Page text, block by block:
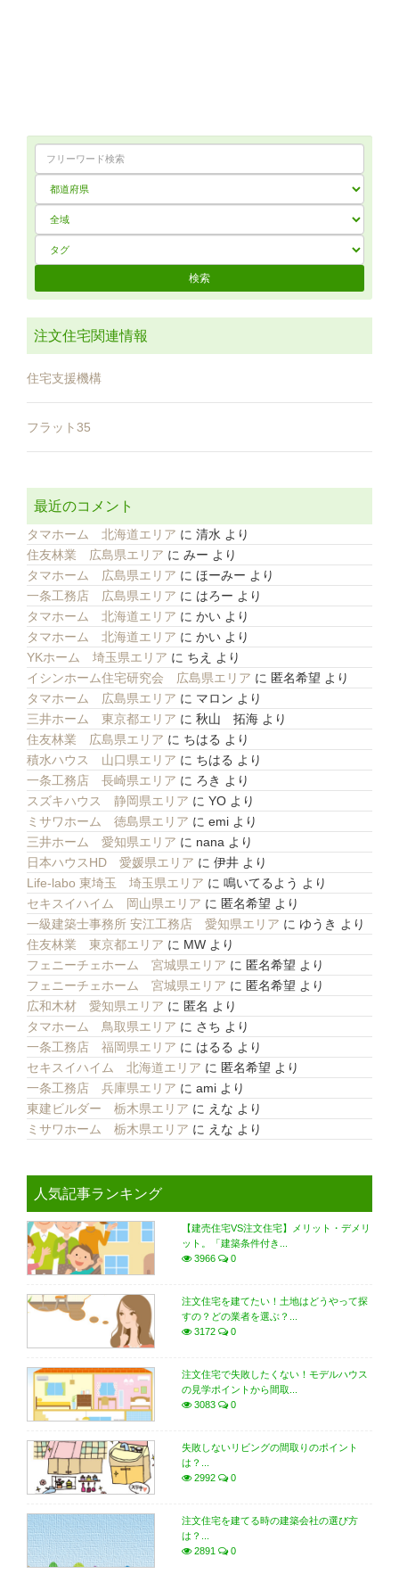
注文住宅関連情報
住宅支援機構
フラット35
最近のコメント
タマホーム 北海道エリア に 清水 より
住友林業 広島県エリア に みー より
タマホーム 広島県エリア に ほーみー より
一条工務店 広島県エリア に はろー より
タマホーム 北海道エリア に かい より
タマホーム 北海道エリア に かい より
YKホーム 埼玉県エリア に ちえ
より
イシンホーム住宅研究会 広島県エリア に 匿名希望 より
タマホーム 広島県エリア に マロン より
三井ホーム 東京都エリア に 秋山 拓海 より
住友林業 広島県エリア に ちはる より
積水ハウス 山口県エリア に ちはる より
一条工務店 長崎県エリア に ろき より
スズキハウス 静岡県エリア に YO より
ミサワホーム 徳島県エリア に emi より
三井ホーム 愛知県エリア に nana より
日本ハウスHD 愛媛県エリア に 伊井 より
Life-labo 東埼玉 埼玉県エリア に 鳴いてるよう より
セキスイハイム 岡山県エリア に 匿名希望 より
一級建築士事務所 安江工務店 愛知県エリア に ゆうき より
住友林業 東京都エリア に MW より
フェニーチェホーム 宮城県エリア に 匿名希望 より
フェニーチェホーム 宮城県エリア に 匿名希望 より
広和木材 愛知県エリア に 匿名 より
タマホーム 鳥取県エリア に さち より
一条工務店 福岡県エリア に はるる より
セキスイハイム 北海道エリア に 匿名希望 より
一条工務店 兵庫県エリア に ami より
東建ビルダー 栃木県エリア に えな より
ミサワホーム 栃木県エリア に えな より
人気記事ランキング
【建売住宅VS注文住宅】メリット・デメリ
ット。「建築条件付き...
3966
0
注文住宅を建てたい！土地はどうやって探
すの？どの業者を選ぶ？...
3172
0
注文住宅で失敗したくない！モデルハウス
の見学ポイントから間取...
3083
0
失敗しないリビングの間取りのポイント
は？...
2992
0
注文住宅を建てる時の建築会社の選び方
は？...
2891
0